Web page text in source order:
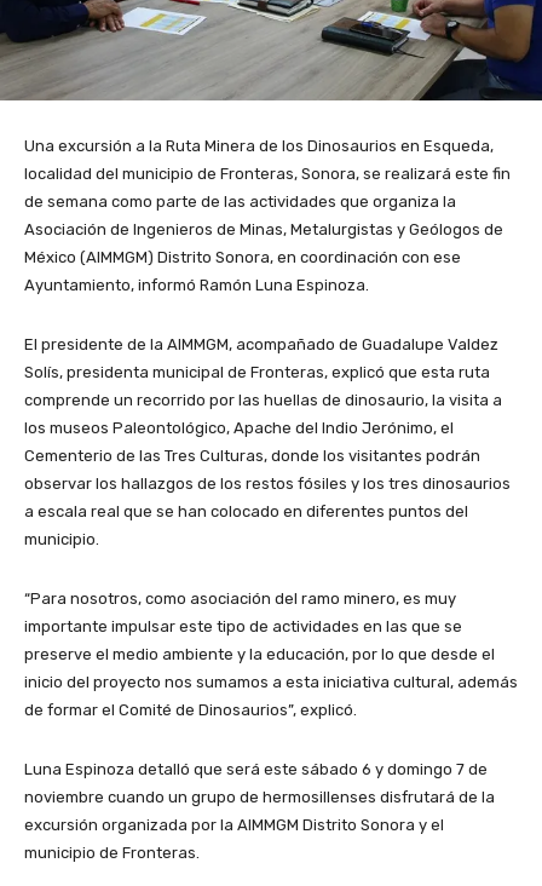
Una excursión a la Ruta Minera de los Dinosaurios en Esqueda,
localidad del municipio de Fronteras, Sonora, se realizará este fin
de semana como parte de las actividades que organiza la
Asociación de Ingenieros de Minas, Metalurgistas y Geólogos de
México (AIMMGM) Distrito Sonora, en coordinación con ese
Ayuntamiento, informó Ramón Luna Espinoza.
El presidente de la AIMMGM, acompañado de Guadalupe Valdez
Solís, presidenta municipal de Fronteras, explicó que esta ruta
comprende un recorrido por las huellas de dinosaurio, la visita a
los museos Paleontológico, Apache del Indio Jerónimo, el
Cementerio de las Tres Culturas, donde los visitantes podrán
observar los hallazgos de los restos fósiles y los tres dinosaurios
a escala real que se han colocado en diferentes puntos del
municipio.
“Para nosotros, como asociación del ramo minero, es muy
importante impulsar este tipo de actividades en las que se
preserve el medio ambiente y la educación, por lo que desde el
inicio del proyecto nos sumamos a esta iniciativa cultural, además
de formar el Comité de Dinosaurios”, explicó.
Luna Espinoza detalló que será este sábado 6 y domingo 7 de
noviembre cuando un grupo de hermosillenses disfrutará de la
excursión organizada por la AIMMGM Distrito Sonora y el
municipio de Fronteras.